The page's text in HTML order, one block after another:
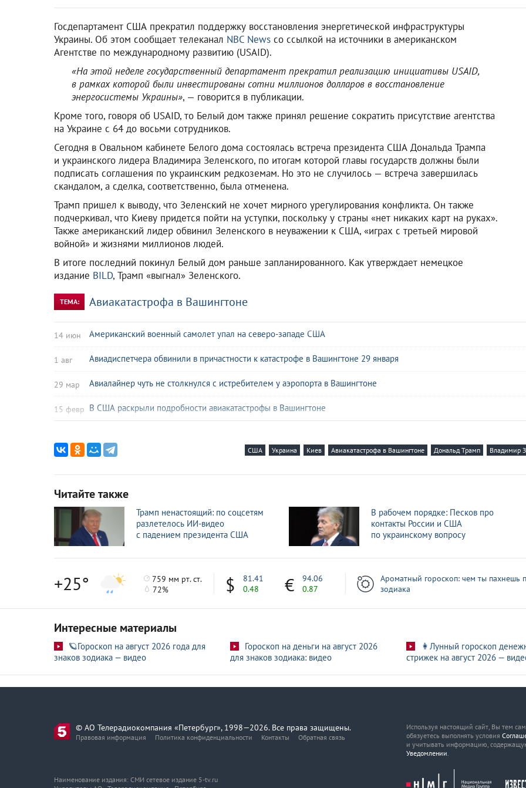
Госдепартамент США прекратил поддержку восстановления энергетической инфраструктуры
Украины. Об этом сообщает телеканал NBC News со ссылкой на источники в американском
Агентстве по международному развитию (USAID).
«На этой неделе государственный департамент прекратил реализацию инициативы USAID,
в рамках которой были инвестированы сотни миллионов долларов в восстановление
энергосистемы Украины», — говорится в публикации.
Кроме того, говоря об USAID, то Белый дом также принял решение сократить присутствие агентства
на Украине с 64 до восьми сотрудников.
Сегодня в Овальном кабинете Белого дома состоялась встреча президента США Дональда Трампа
и украинского лидера Владимира Зеленского, по итогам которой главы государств должны были
подписать соглашения по украинским редкоземам. Но это не случилось — встреча завершилась
скандалом, а сделка, соответственно, была отменена.
Трамп пришел к выводу, что Зеленский не хочет мирного урегулирования конфликта. Он также
подчеркивал, что Киеву придется пойти на уступки, поскольку у страны «нет никаких карт на руках».
Также американский лидер обвинил Зеленского в неуважении к США, «играх с третьей мировой
войной» и жизнями миллионов людей.
В итоге последний покинул Белый дом раньше запланированного. Как утверждает немецкое
издание BILD, Трамп «выгнал» Зеленского.
ТЕМА: Авиакатастрофа в Вашингтоне
14 июн Американский военный самолет упал на северо-западе США
1 авг Авиадиспетчера обвинили в причастности к катастрофе в Вашингтоне 29 января
29 мар Авиалайнер чуть не столкнулся с истребителем у аэропорта в Вашингтоне
15 февр В США раскрыли подробности авиакатастрофы в Вашингтоне
4 февр В Вашингтоне начали подъем обломков разбившегося самолета American Airlines
1 февр Сын погибших в США фигуристов Шишковой и Наумова снялся с соревнований
1 февр Коллега жертвы авиакатастрофы в США фигуристки Волянской рассказала о ее жизни
1 февр Все бортовые самописцы разбившегося в Вашингтоне самолета извлечены
США Украина Киев Авиакатастрофа в Вашингтоне Дональд Трамп Владимир
Читайте также
Трамп ненастоящий: по соцсетям
разлетелось ИИ-видео
с падением президента США
В рабочем порядке: Песков про
контакты России и США
по украинскому вопросу
+25°
759 мм рт. ст.
72%
81.41
0.48
94.06
0.87
Ароматный гороскоп: чем ты пахнешь
зодиака
Интересные материалы
🪐Гороскоп на август 2026 года для
знаков зодиака — видео
Гороскоп на деньги на август 2026
для знаков зодиака: видео
👩Лунный гороскоп
стрижек на август 2026 —
© АО Телерадиокомпания «Петербург», 1998—2026. Все права защищены.
Правовая информация Политика конфиденциальности Контакты Обратная связь
Используя настоящий сайт, Вы тем
обязуетесь выполнять условия
и учитывать информацию,
Уведомлении.
Наименование издания: СМИ сетевое издание 5-tv.ru